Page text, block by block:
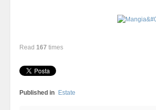
Read 167 times
Published in Estate